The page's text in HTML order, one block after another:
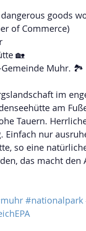
goods
of Commerce)
🏡
Muhr. 🏞️
im
am
Tauern.
Einfach nur
so eine
das macht den
#nationalpark